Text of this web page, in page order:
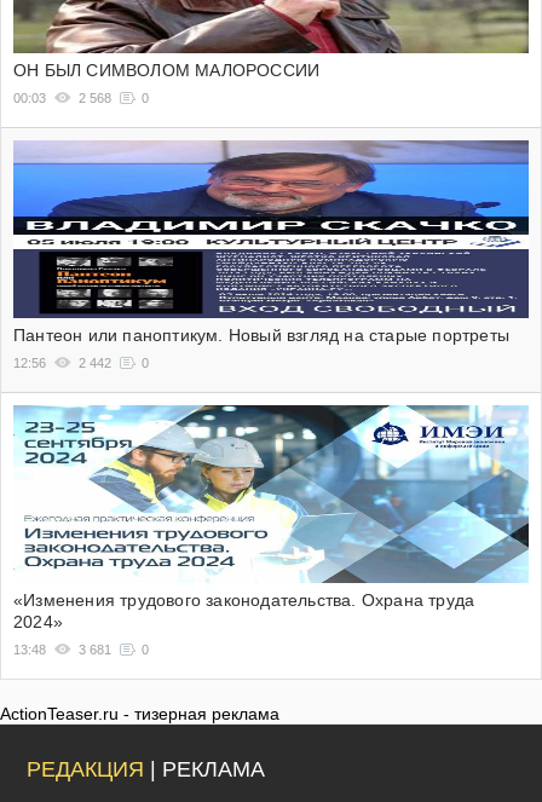
ОН БЫЛ СИМВОЛОМ МАЛОРОССИИ
00:03 2 568 0
Пантеон или паноптикум. Новый взгляд на старые портреты
12:56 2 442 0
«Изменения трудового законодательства. Охрана труда
2024»
13:48 3 681 0
ActionTeaser.ru - тизерная реклама
РЕДАКЦИЯ | РЕКЛАМА